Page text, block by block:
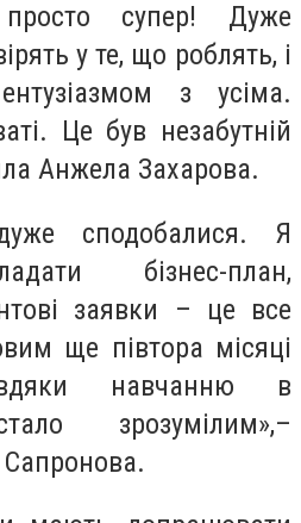
супер! Дуже
у те, що роблять, і
з усіма.
Це був незабутній
Анжела Захарова.
сподобалися. Я
бізнес-план,
заявки – це все
ще півтора місяці
навчанню в
зрозумілим»,–